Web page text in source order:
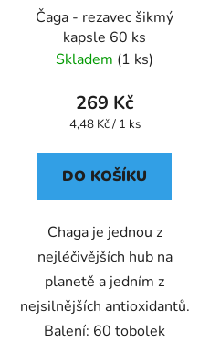
Čaga - rezavec šikmý
kapsle 60 ks
Skladem (1 ks)
269 Kč
Měrná
4,48 Kč / 1 ks
DO KOŠÍKU
Chaga je jednou z
nejléčivějších hub na
planetě a jedním z
nejsilnějších antioxidantů.
Balení: 60 tobolek